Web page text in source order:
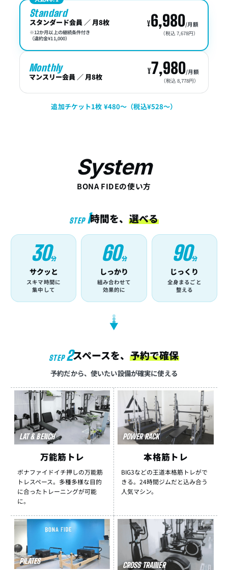
Standard
スタンダード会員 ／ 月8枚
※12か月以上の継続条件付き
（違約金¥11,000）
6,980/月額
（税込 7,678円）
Monthly
マンスリー会員 ／ 月8枚 7,980/月額
（税込 8,778円）
追加チケット1枚 ¥480〜（税込¥528〜）
System
BONA FIDEの使い方
STEP 1時間を、 選べる
30分
サクッと
スキマ時間に
集中して
60分
しっかり
組み合わせて
効果的に
90分
じっくり
全身まるごと
整える
▼
STEP 2スペースを、 予約で確保
予約だから、使いたい設備が確実に使える
LAT & BENCH
万能筋トレ
ボナファイドイチ押しの万能筋
トレスペース。多種多様な目的
に合ったトレーニングが可能
に。
POWER RACK
本格筋トレ
BIG3などの王道本格筋トレがで
きる。24時間ジムだと込み合う
人気マシン。
PILATES CROSS TRAINER